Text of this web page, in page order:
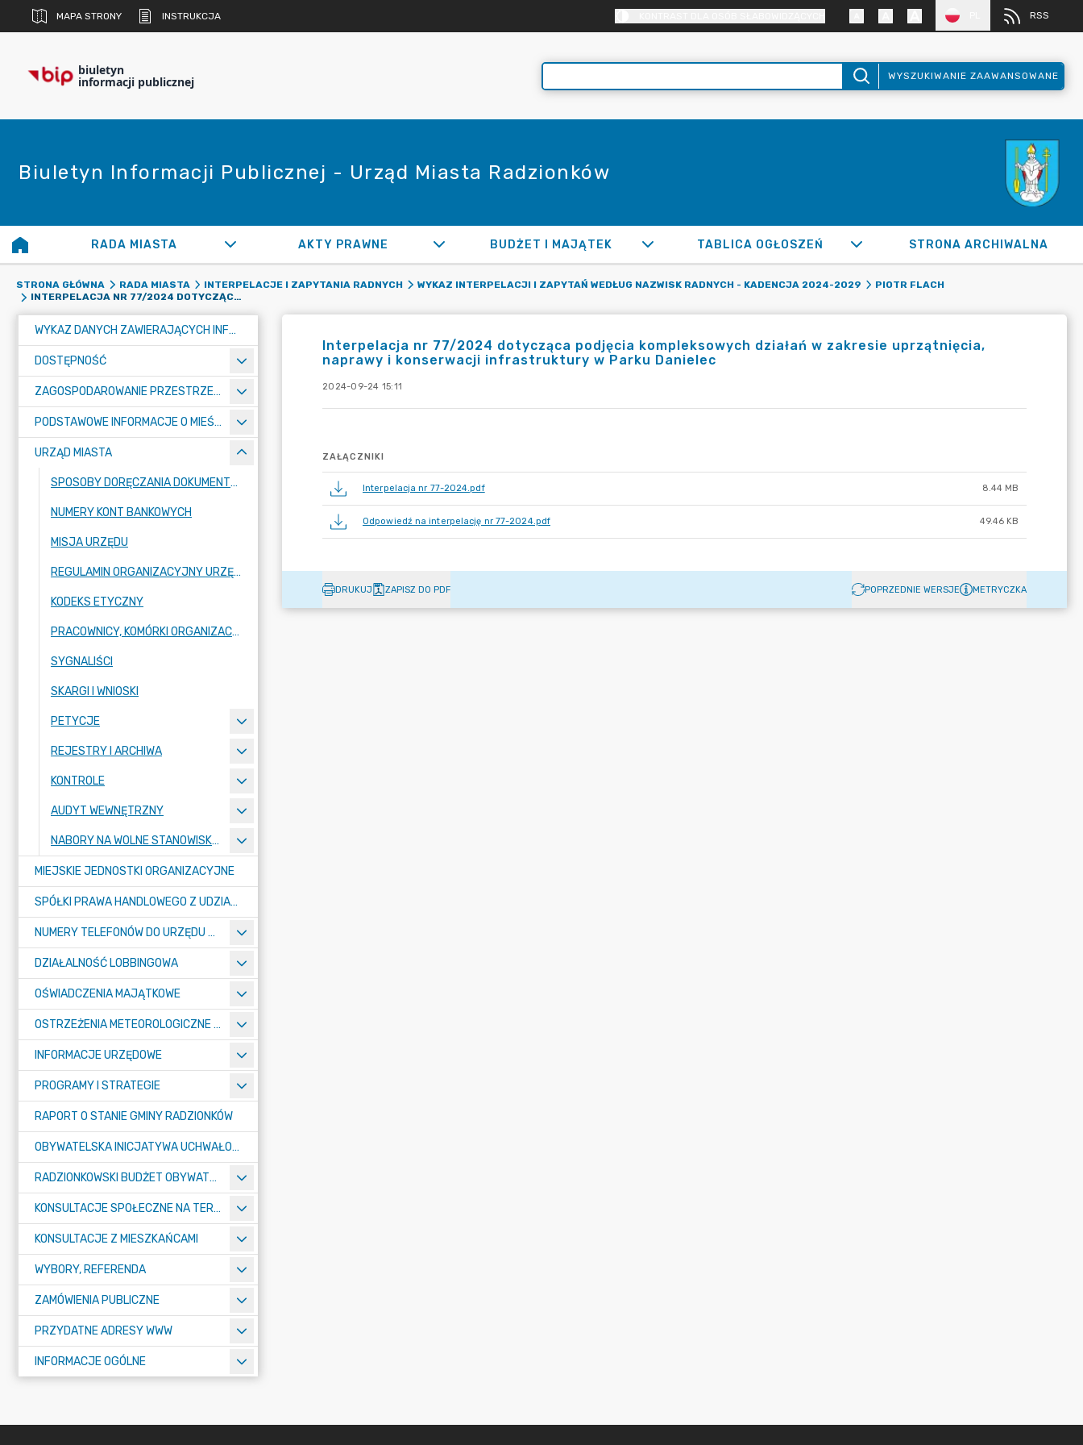
MAPA STRONY INSTRUKCJA RSS
biuletyn
informacji publicznej WYSZUKIWANIE ZAAWANSOWANE
Biuletyn Informacji Publicznej - Urząd Miasta Radzionków
RADA MIASTA AKTY PRAWNE BUDŻET I MAJĄTEK TABLICA OGŁOSZEŃ STRONA ARCHIWALNA
STRONA GŁÓWNA RADA MIASTA INTERPELACJE I ZAPYTANIA RADNYCH WYKAZ INTERPELACJI I ZAPYTAŃ WEDŁUG NAZWISK RADNYCH - KADENCJA 2024-2029
PIOTR FLACH
INTERPELACJA NR 77/2024 DOTYCZĄCA PODJĘCIA KOMPLEKSOWYCH DZIAŁAŃ W ZAKRESIE UPRZĄTNIĘCIA, NAPRAWY I KONSERWACJI INFRASTRUKTURY W PARKU DANIELEC
WYKAZ DANYCH ZAWIERAJĄCYCH INFORMACJE O ŚRODOWISKU I JEGO OCHRONIE
DOSTĘPNOŚĆ
ZAGOSPODAROWANIE PRZESTRZENNE
PODSTAWOWE INFORMACJE O MIEŚCIE
URZĄD MIASTA
SPOSOBY DORĘCZANIA DOKUMENTÓW DO URZĘDU MIASTA RADZIONKÓW
NUMERY KONT BANKOWYCH
MISJA URZĘDU
REGULAMIN ORGANIZACYJNY URZĘDU
KODEKS ETYCZNY
PRACOWNICY, KOMÓRKI ORGANIZACYJNE URZĘDU
SYGNALIŚCI
SKARGI I WNIOSKI
PETYCJE
REJESTRY I ARCHIWA
KONTROLE
AUDYT WEWNĘTRZNY
NABORY NA WOLNE STANOWISKA PRACY
MIEJSKIE JEDNOSTKI ORGANIZACYJNE
SPÓŁKI PRAWA HANDLOWEGO Z UDZIAŁEM GMINY
NUMERY TELEFONÓW DO URZĘDU MIASTA, MIEJSKICH JEDNOSTEK ORGANIZACYJNYCH ORAZ SPÓŁEK PRAWA HANDLOWEGO Z UDZIAŁEM GMINY
DZIAŁALNOŚĆ LOBBINGOWA
OŚWIADCZENIA MAJĄTKOWE
OSTRZEŻENIA METEOROLOGICZNE O ZŁYM STANIE POWIETRZA I INNE
INFORMACJE URZĘDOWE
PROGRAMY I STRATEGIE
RAPORT O STANIE GMINY RADZIONKÓW
OBYWATELSKA INICJATYWA UCHWAŁODAWCZA
RADZIONKOWSKI BUDŻET OBYWATELSKI
KONSULTACJE SPOŁECZNE NA TERENIE MIASTA RADZIONKÓW
KONSULTACJE Z MIESZKAŃCAMI
WYBORY, REFERENDA
ZAMÓWIENIA PUBLICZNE
PRZYDATNE ADRESY WWW
INFORMACJE OGÓLNE
Interpelacja nr 77/2024 dotycząca podjęcia kompleksowych działań w zakresie uprzątnięcia,
naprawy i konserwacji infrastruktury w Parku Danielec
2024-09-24 15:11
ZAŁĄCZNIKI
Interpelacja nr 77-2024.pdf 8.44 MB
Odpowiedź na interpelację nr 77-2024.pdf 49.46 KB
DRUKUJ ZAPISZ DO PDF POPRZEDNIE WERSJE METRYCZKA